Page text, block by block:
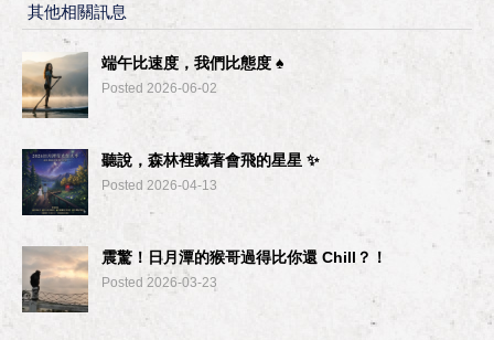
其他相關訊息
端午比速度，我們比態度 ♠︎
Posted 2026-06-02
聽說，森林裡藏著會飛的星星 ✨
Posted 2026-04-13
震驚！日月潭的猴哥過得比你還 Chill？！
Posted 2026-03-23